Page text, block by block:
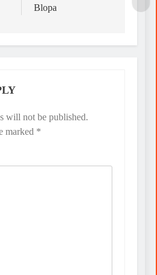
Blopa
will not be published.
marked *